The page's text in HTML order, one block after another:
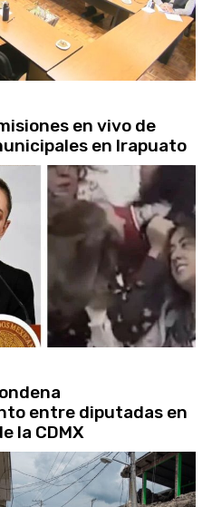
en vivo de
en Irapuato
entre diputadas en
la CDMX